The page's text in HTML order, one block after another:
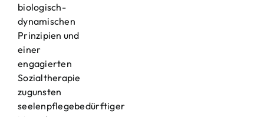
biologisch-
dynamischen
Prinzipien und
einer
engagierten
Sozialtherapie
zugunsten
seelenpflegebedürftiger